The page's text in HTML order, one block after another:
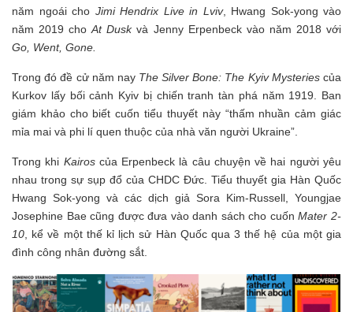
năm ngoái cho Jimi Hendrix Live in Lviv, Hwang Sok-yong vào
năm 2019 choAt Duskvà Jenny Erpenbeck vào năm 2018 với
Go, Went, Gone.
Trong đó đề cử năm nay The Silver Bone: The Kyiv Mysteriescủa
Kurkov lấy bối cảnh Kyiv bị chiến tranh tàn phá năm 1919. Ban
giám khảo cho biết cuốn tiểu thuyết này “thấm nhuần cảm giác
mỉa mai và phi lí quen thuộc của nhà văn người Ukraine”.
Trong khi Kairoscủa Erpenbeck là câu chuyện về hai người yêu
nhau trong sự sụp đổ của CHDC Đức. Tiểu thuyết gia Hàn Quốc
Hwang Sok-yong và các dịch giả Sora Kim-Russell, Youngjae
Josephine Bae cũng được đưa vào danh sách cho cuốnMater 2-
10 , kể về một thế kỉ lịch sử Hàn Quốc qua 3 thế hệ của một gia
đình công nhân đường sắt.